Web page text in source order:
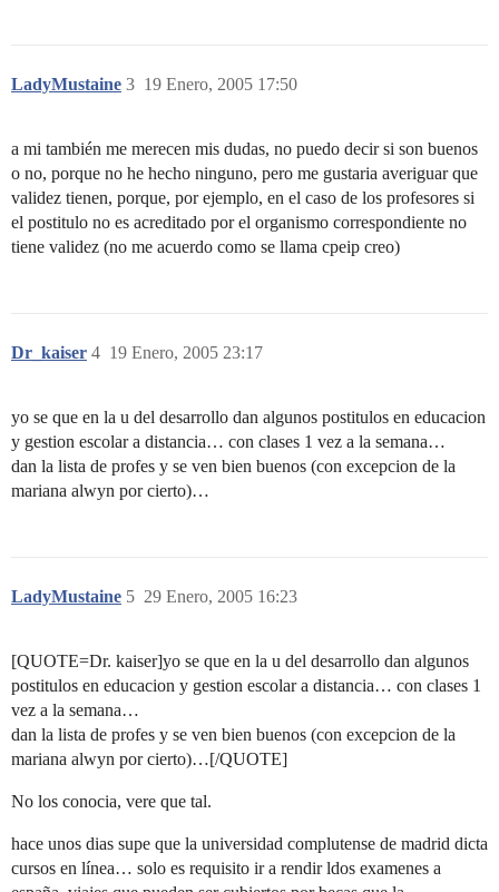
LadyMustaine 19 Enero, 2005 17:50
3
a mi también me merecen mis dudas, no puedo decir si son buenos
o no, porque no he hecho ninguno, pero me gustaria averiguar que
validez tienen, porque, por ejemplo, en el caso de los profesores si
el postitulo no es acreditado por el organismo correspondiente no
tiene validez (no me acuerdo como se llama cpeip creo)
Dr_kaiser 19 Enero, 2005 23:17
4
yo se que en la u del desarrollo dan algunos postitulos en educacion
y gestion escolar a distancia… con clases 1 vez a la semana…
dan la lista de profes y se ven bien buenos (con excepcion de la
mariana alwyn por cierto)…
LadyMustaine 29 Enero, 2005 16:23
5
[QUOTE=Dr. kaiser]yo se que en la u del desarrollo dan algunos
postitulos en educacion y gestion escolar a distancia… con clases 1
vez a la semana…
dan la lista de profes y se ven bien buenos (con excepcion de la
mariana alwyn por cierto)…[/QUOTE]
No los conocia, vere que tal.
hace unos dias supe que la universidad complutense de madrid dicta
cursos en línea… solo es requisito ir a rendir ldos examenes a